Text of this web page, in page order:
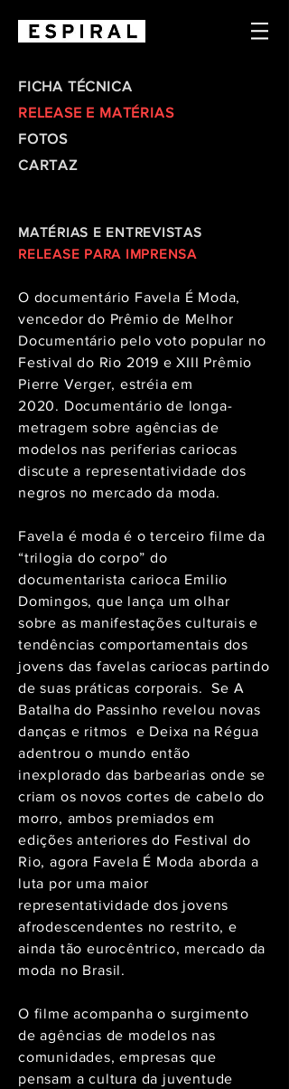
FICHA TÉCNICA
RELEASE E MATÉRIAS
FOTOS
CARTAZ
MATÉRIAS E ENTREVISTAS
RELEASE PARA IMPRENSA
O documentário Favela É Moda,
vencedor do Prêmio de Melhor
Documentário pelo voto popular no
Festival do Rio 2019 e XIII Prêmio
Pierre Verger, estréia em
2020. Documentário de longa-
metragem sobre agências de
modelos nas periferias cariocas
discute a representatividade dos
negros no mercado da moda.
Favela é moda é o terceiro filme da
“trilogia do corpo” do
documentarista carioca Emilio
Domingos, que lança um olhar
sobre as manifestações culturais e
tendências comportamentais dos
jovens das favelas cariocas partindo
de suas práticas corporais. Se A
Batalha do Passinho revelou novas
danças e ritmos e Deixa na Régua
adentrou o mundo então
inexplorado das barbearias onde se
criam os novos cortes de cabelo do
morro, ambos premiados em
edições anteriores do Festival do
Rio, agora Favela É Moda aborda a
luta por uma maior
representatividade dos jovens
afrodescendentes no restrito, e
ainda tão eurocêntrico, mercado da
moda no Brasil.
O filme acompanha o surgimento
de agências de modelos nas
comunidades, empresas que
pensam a cultura da juventude